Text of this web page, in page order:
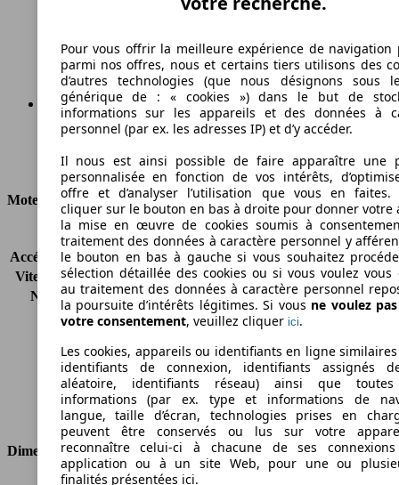
Carburant
156 g/km
Émissions de CO2 (combinées)*
Moteur et Puissance
KW (CH)
110 kW (150 PS)
Accélération (0-100 km/h) 10.0s
Vitesse maximale (km/h) 190 km/h
Nombre de vitesses
6
Couple
340 nm
Carburant
Diesel
Cylindres
4
Transmission
Boîte manuelle
Type de traction
Traction avant
Dimensions
Pour vous offrir la meilleure expérience de navigation
parmi nos offres, nous et certains tiers utilisons des
d’autres technologies (que nous désignons sous
générique de : « cookies ») dans le but de
informations sur les appareils et des données à
personnel (par ex. les adresses IP) et d’y accéder.
Il nous est ainsi possible de faire apparaître une
personnalisée en fonction de vos intérêts,
offre et d’analyser l’utilisation que vous en faites.
cliquer sur le bouton en bas à droite pour donner votre
la mise en œuvre de cookies soumis à
traitement des données à caractère personnel y
le bouton en bas à gauche si vous souhaitez
sélection détaillée des cookies ou si vous voulez vous
au traitement des données à caractère personnel
la poursuite d’intérêts légitimes. Si vous ne voulez
votre consentement, veuillez cliquer ici.
Les cookies, appareils ou identifiants en ligne
identifiants de connexion, identifiants assignés
aléatoire, identifiants réseau) ainsi que
informations (par ex. type et informations de
langue, taille d’écran, technologies prises en
peuvent être conservés ou lus sur votre
reconnaître celui-ci à chacune de ses
application ou à un site Web, pour une ou
finalités présentées ici.